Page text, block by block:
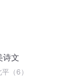
诗文
（6）